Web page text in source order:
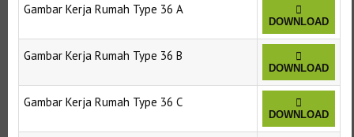
Gambar Kerja Rumah Type 36 A
DOWNLOAD
Gambar Kerja Rumah Type 36 B
DOWNLOAD
Gambar Kerja Rumah Type 36 C
DOWNLOAD